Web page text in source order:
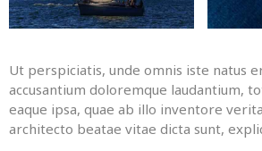
Ut perspiciatis, unde omnis iste natus
accusantium doloremque laudantium,
eaque ipsa, quae ab illo inventore
architecto beatae vitae dicta sunt,